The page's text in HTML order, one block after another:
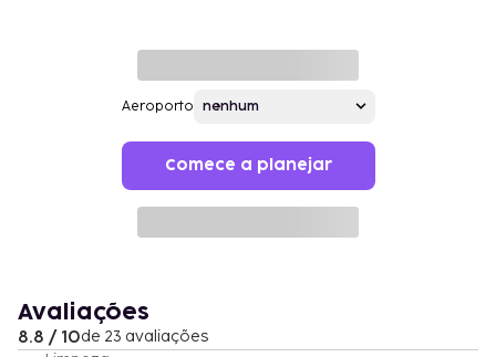
Aeroporto
Comece a planejar
Avaliações
8.8 / 10de 23 avaliações